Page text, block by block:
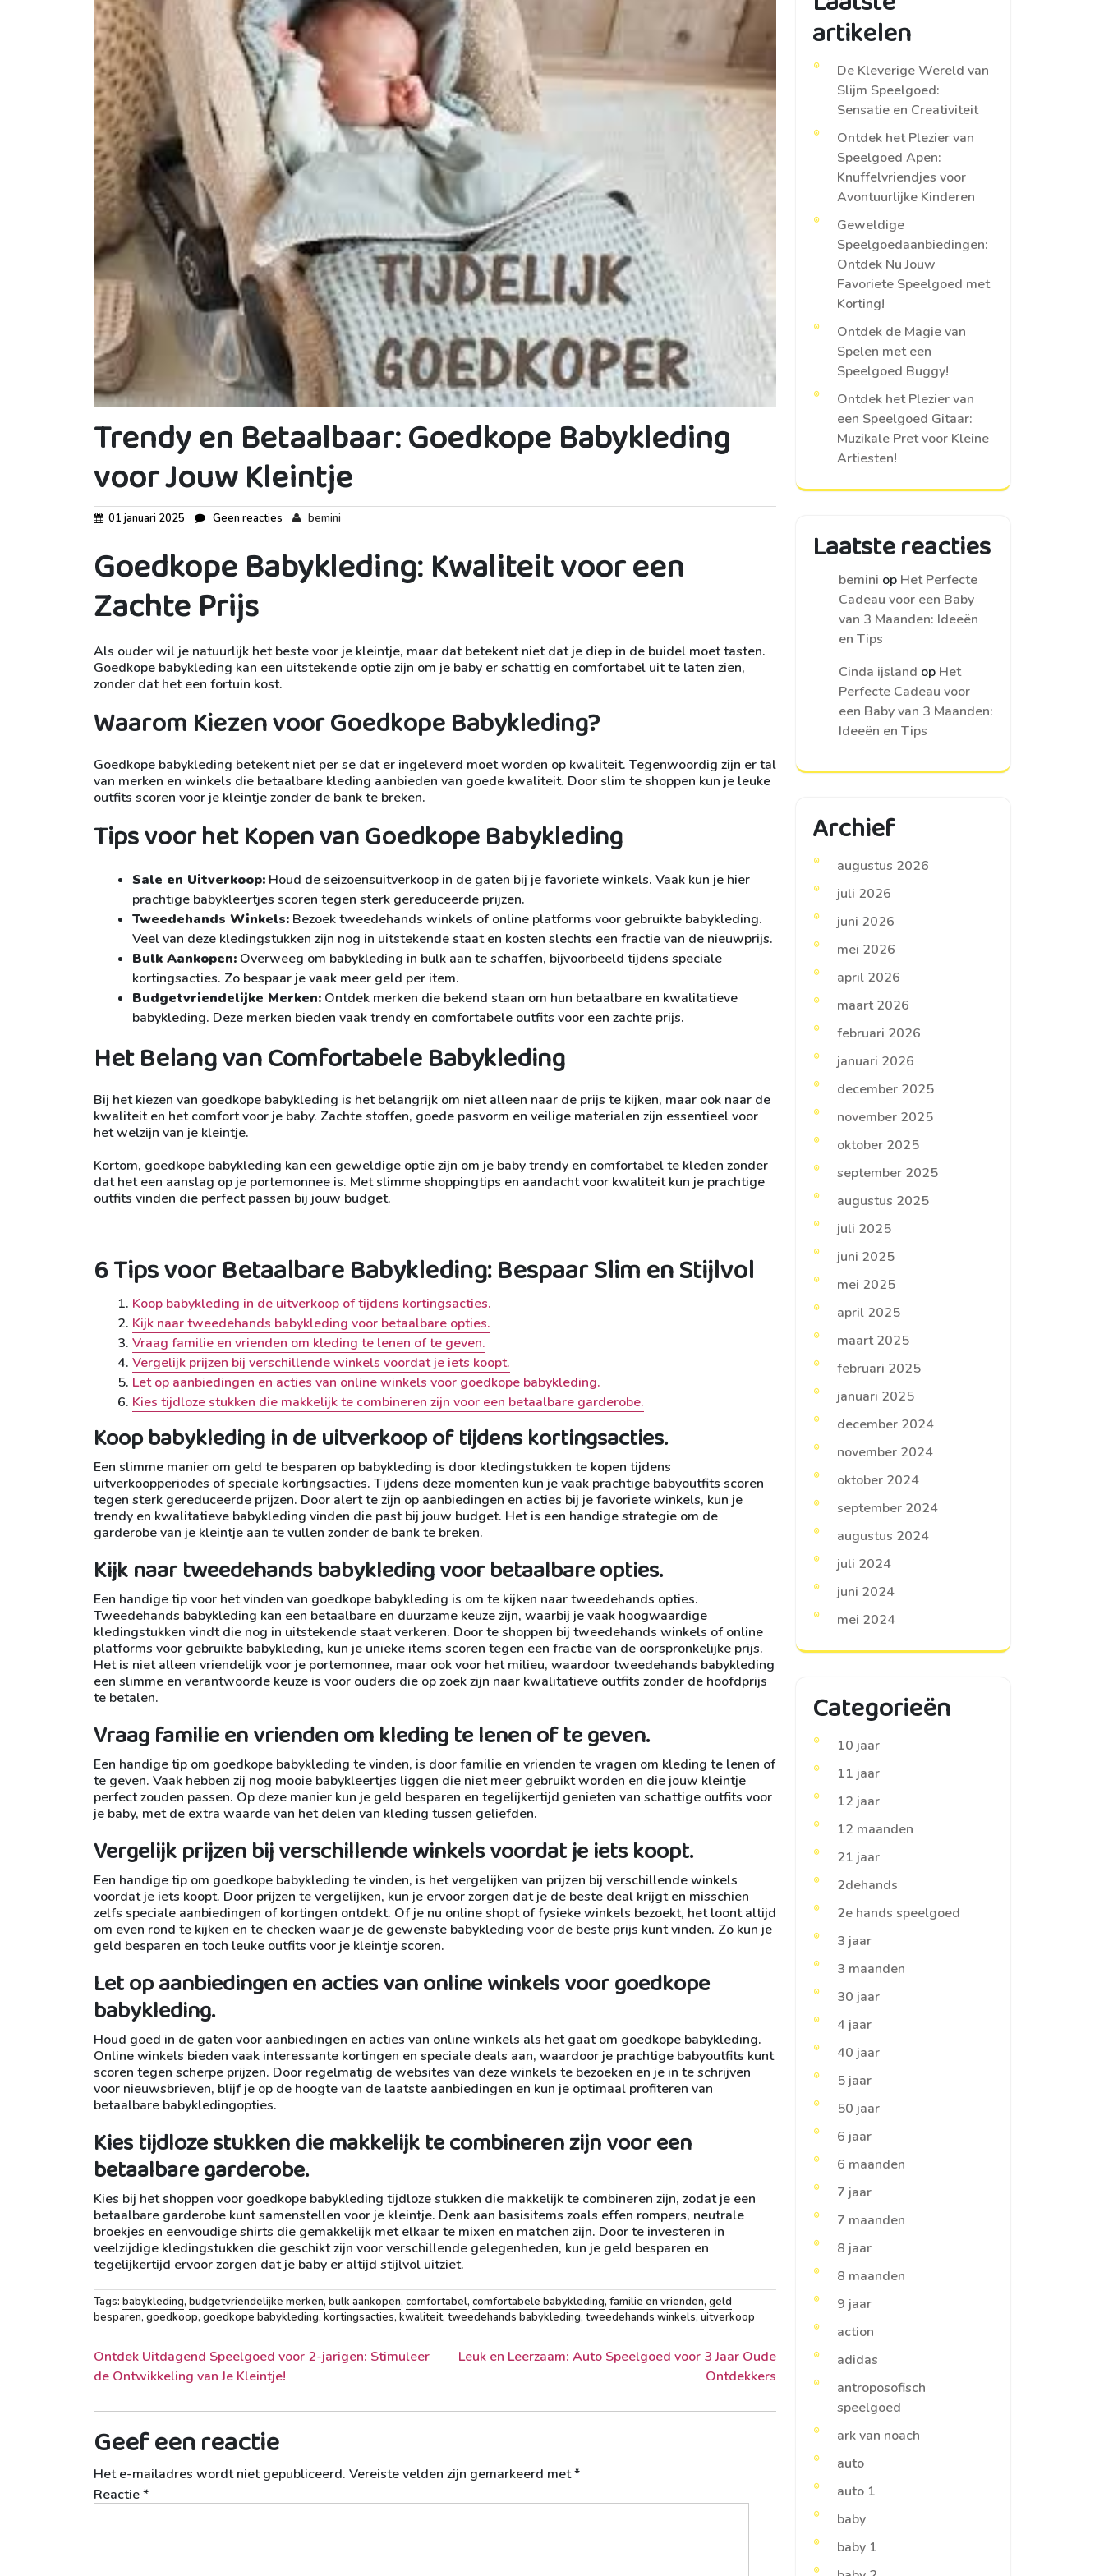
Trendy en Betaalbaar: Goedkope Babykleding
voor Jouw Kleintje
01 januari 2025 Geen reacties bemini
Goedkope Babykleding: Kwaliteit voor een
Zachte Prijs
Als ouder wil je natuurlijk het beste voor je kleintje, maar dat betekent niet dat je diep in de buidel moet tasten.
Goedkope babykleding kan een uitstekende optie zijn om je baby er schattig en comfortabel uit te laten zien,
zonder dat het een fortuin kost.
Waarom Kiezen voor Goedkope Babykleding?
Goedkope babykleding betekent niet per se dat er ingeleverd moet worden op kwaliteit. Tegenwoordig zijn er tal
van merken en winkels die betaalbare kleding aanbieden van goede kwaliteit. Door slim te shoppen kun je leuke
outfits scoren voor je kleintje zonder de bank te breken.
Tips voor het Kopen van Goedkope Babykleding
Sale en Uitverkoop: Houd de seizoensuitverkoop in de gaten bij je favoriete winkels. Vaak kun je hier
prachtige babykleertjes scoren tegen sterk gereduceerde prijzen.
Tweedehands Winkels: Bezoek tweedehands winkels of online platforms voor gebruikte babykleding.
Veel van deze kledingstukken zijn nog in uitstekende staat en kosten slechts een fractie van de nieuwprijs.
Bulk Aankopen: Overweeg om babykleding in bulk aan te schaffen, bijvoorbeeld tijdens speciale
kortingsacties. Zo bespaar je vaak meer geld per item.
Budgetvriendelijke Merken: Ontdek merken die bekend staan om hun betaalbare en kwalitatieve
babykleding. Deze merken bieden vaak trendy en comfortabele outfits voor een zachte prijs.
Het Belang van Comfortabele Babykleding
Bij het kiezen van goedkope babykleding is het belangrijk om niet alleen naar de prijs te kijken, maar ook naar de
kwaliteit en het comfort voor je baby. Zachte stoffen, goede pasvorm en veilige materialen zijn essentieel voor
het welzijn van je kleintje.
Kortom, goedkope babykleding kan een geweldige optie zijn om je baby trendy en comfortabel te kleden zonder
dat het een aanslag op je portemonnee is. Met slimme shoppingtips en aandacht voor kwaliteit kun je prachtige
outfits vinden die perfect passen bij jouw budget.
6 Tips voor Betaalbare Babykleding: Bespaar Slim en Stijlvol
Koop babykleding in de uitverkoop of tijdens kortingsacties.
Kijk naar tweedehands babykleding voor betaalbare opties.
Vraag familie en vrienden om kleding te lenen of te geven.
Vergelijk prijzen bij verschillende winkels voordat je iets koopt.
Let op aanbiedingen en acties van online winkels voor goedkope babykleding.
Kies tijdloze stukken die makkelijk te combineren zijn voor een betaalbare garderobe.
Koop babykleding in de uitverkoop of tijdens kortingsacties.
Een slimme manier om geld te besparen op babykleding is door kledingstukken te kopen tijdens
uitverkoopperiodes of speciale kortingsacties. Tijdens deze momenten kun je vaak prachtige babyoutfits scoren
tegen sterk gereduceerde prijzen. Door alert te zijn op aanbiedingen en acties bij je favoriete winkels, kun je
trendy en kwalitatieve babykleding vinden die past bij jouw budget. Het is een handige strategie om de
garderobe van je kleintje aan te vullen zonder de bank te breken.
Kijk naar tweedehands babykleding voor betaalbare opties.
Een handige tip voor het vinden van goedkope babykleding is om te kijken naar tweedehands opties.
Tweedehands babykleding kan een betaalbare en duurzame keuze zijn, waarbij je vaak hoogwaardige
kledingstukken vindt die nog in uitstekende staat verkeren. Door te shoppen bij tweedehands winkels of online
platforms voor gebruikte babykleding, kun je unieke items scoren tegen een fractie van de oorspronkelijke prijs.
Het is niet alleen vriendelijk voor je portemonnee, maar ook voor het milieu, waardoor tweedehands babykleding
een slimme en verantwoorde keuze is voor ouders die op zoek zijn naar kwalitatieve outfits zonder de hoofdprijs
te betalen.
Vraag familie en vrienden om kleding te lenen of te geven.
Een handige tip om goedkope babykleding te vinden, is door familie en vrienden te vragen om kleding te lenen of
te geven. Vaak hebben zij nog mooie babykleertjes liggen die niet meer gebruikt worden en die jouw kleintje
perfect zouden passen. Op deze manier kun je geld besparen en tegelijkertijd genieten van schattige outfits voor
je baby, met de extra waarde van het delen van kleding tussen geliefden.
Vergelijk prijzen bij verschillende winkels voordat je iets koopt.
Een handige tip om goedkope babykleding te vinden, is het vergelijken van prijzen bij verschillende winkels
voordat je iets koopt. Door prijzen te vergelijken, kun je ervoor zorgen dat je de beste deal krijgt en misschien
zelfs speciale aanbiedingen of kortingen ontdekt. Of je nu online shopt of fysieke winkels bezoekt, het loont altijd
om even rond te kijken en te checken waar je de gewenste babykleding voor de beste prijs kunt vinden. Zo kun je
geld besparen en toch leuke outfits voor je kleintje scoren.
Let op aanbiedingen en acties van online winkels voor goedkope
babykleding.
Houd goed in de gaten voor aanbiedingen en acties van online winkels als het gaat om goedkope babykleding.
Online winkels bieden vaak interessante kortingen en speciale deals aan, waardoor je prachtige babyoutfits kunt
scoren tegen scherpe prijzen. Door regelmatig de websites van deze winkels te bezoeken en je in te schrijven
voor nieuwsbrieven, blijf je op de hoogte van de laatste aanbiedingen en kun je optimaal profiteren van
betaalbare babykledingopties.
Kies tijdloze stukken die makkelijk te combineren zijn voor een
betaalbare garderobe.
Kies bij het shoppen voor goedkope babykleding tijdloze stukken die makkelijk te combineren zijn, zodat je een
betaalbare garderobe kunt samenstellen voor je kleintje. Denk aan basisitems zoals effen rompers, neutrale
broekjes en eenvoudige shirts die gemakkelijk met elkaar te mixen en matchen zijn. Door te investeren in
veelzijdige kledingstukken die geschikt zijn voor verschillende gelegenheden, kun je geld besparen en
tegelijkertijd ervoor zorgen dat je baby er altijd stijlvol uitziet.
Tags: babykleding, budgetvriendelijke merken, bulk aankopen, comfortabel, comfortabele babykleding, familie en vrienden, geld
besparen, goedkoop, goedkope babykleding, kortingsacties, kwaliteit, tweedehands babykleding, tweedehands winkels, uitverkoop
Berichtnavigatie
Ontdek Uitdagend Speelgoed voor 2-jarigen: Stimuleer
de Ontwikkeling van Je Kleintje!
Leuk en Leerzaam: Auto Speelgoed voor 3 Jaar Oude
Ontdekkers
Geef een reactie
Het e-mailadres wordt niet gepubliceerd. Vereiste velden zijn gemarkeerd met*
Reactie*
artikelen
De Kleverige Wereld van
Slijm Speelgoed:
Sensatie en Creativiteit
Ontdek het Plezier van
Speelgoed Apen:
Knuffelvriendjes voor
Avontuurlijke Kinderen
Geweldige
Speelgoedaanbiedingen:
Ontdek Nu Jouw
Favoriete Speelgoed met
Korting!
Ontdek de Magie van
Spelen met een
Speelgoed Buggy!
Ontdek het Plezier van
een Speelgoed Gitaar:
Muzikale Pret voor Kleine
Artiesten!
Laatste reacties
bemini op Het Perfecte
Cadeau voor een Baby
van 3 Maanden: Ideeën
en Tips
Cinda ijsland op Het
Perfecte Cadeau voor
een Baby van 3 Maanden:
Ideeën en Tips
Archief
augustus 2026
juli 2026
juni 2026
mei 2026
april 2026
maart 2026
februari 2026
januari 2026
december 2025
november 2025
oktober 2025
september 2025
augustus 2025
juli 2025
juni 2025
mei 2025
april 2025
maart 2025
februari 2025
januari 2025
december 2024
november 2024
oktober 2024
september 2024
augustus 2024
juli 2024
juni 2024
mei 2024
Categorieën
10 jaar
11 jaar
12 jaar
12 maanden
21 jaar
2dehands
2e hands speelgoed
3 jaar
3 maanden
30 jaar
4 jaar
40 jaar
5 jaar
50 jaar
6 jaar
6 maanden
7 jaar
7 maanden
8 jaar
8 maanden
9 jaar
action
adidas
antroposofisch
speelgoed
ark van noach
auto
auto 1
baby
baby 1